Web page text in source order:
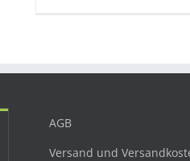
AGB
Versand und